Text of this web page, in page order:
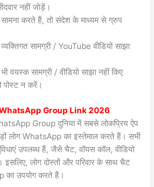
नहीं जोड़ें।
करते हैं, तो संदेश के माध्यम से ग्रुप
सामग्री / YouTube वीडियो साझा
सामग्री / वीडियो साझा नहीं किए
पोस्ट न करें।
Group Link 2026
Group दुनिया में सबसे लोकप्रिय ऐप
लोग WhatsApp का इस्तेमाल करते हैं। सभी
उपलब्ध हैं, जैसे चैट, वॉयस कॉल, वीडियो
लोग दोस्तों और परिवार के साथ चैट
का उपयोग करते हैं।